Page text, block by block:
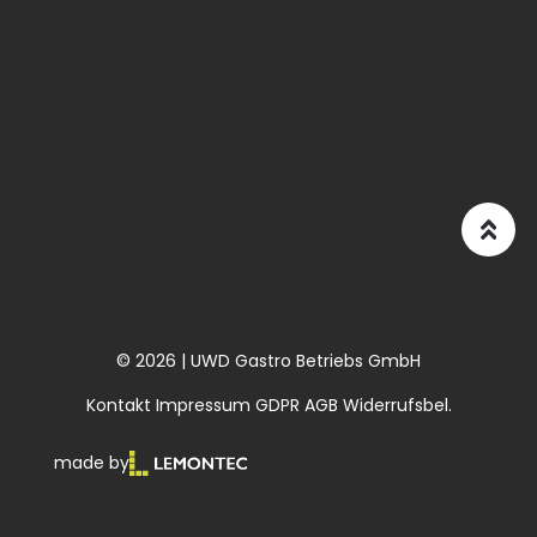
© 2026 | UWD Gastro Betriebs GmbH
Kontakt Impressum GDPR AGB Widerrufsbel.
made by